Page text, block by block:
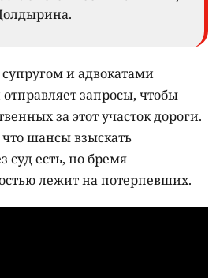
и адвокатами
запросы, чтобы
за этот участок дороги.
шансы взыскать
суд есть, но бремя
лежит на потерпевших.